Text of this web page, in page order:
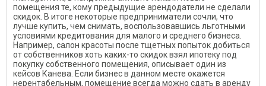
помещения те, кому предыдущие арендодатели не сделали
скидок. В итоге некоторые предприниматели сочли, что
лучше купить, чем снимать, воспользовавшись льготными
условиями кредитования для малого и среднего бизнеса.
Например, салон красоты после тщетных попыток добиться
от собственников хоть каких-то скидок взял ипотеку под
покупку собственного помещения, описывает один из
кейсов Канева. Если бизнес в данном месте окажется
нерентабельным, помещение всегда можно сдать в аренду